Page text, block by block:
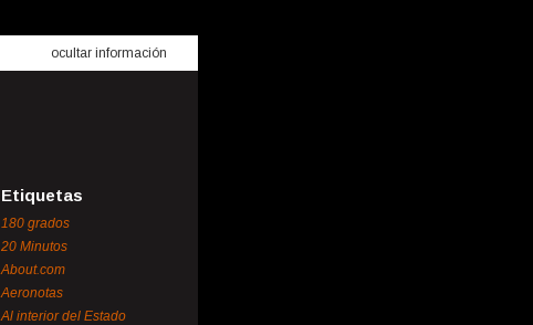
ocultar información
Etiquetas
180 grados
20 Minutos
About.com
Aeronotas
Al interior del Estado